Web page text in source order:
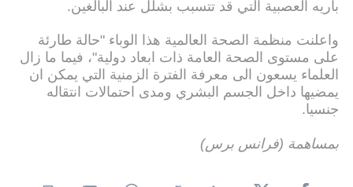
باريه العصبية التي قد تتسبب بشلل عند البالغين.
واعلنت منظمة الصحة العالمية هذا الوباء "حالة طارئة
على مستوى الصحة العامة ذات ابعاد دولية"، فيما ما زال
العلماء يسعون الى معرفة الفترة الزمنية التي يمكن ان
يمضيها داخل الجسم البشري ومدى احتمالات انتقاله
جنسيا.
بمساهمة (فرانس برس)